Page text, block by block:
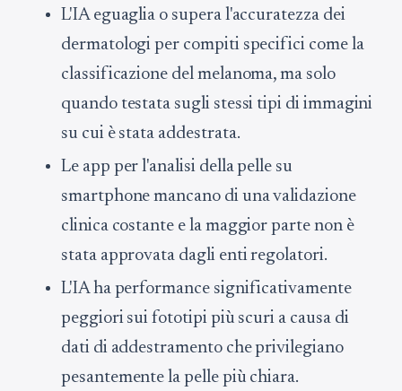
L'IA eguaglia o supera l'accuratezza dei
dermatologi per compiti specifici come la
classificazione del melanoma, ma solo
quando testata sugli stessi tipi di immagini
su cui è stata addestrata.
Le app per l'analisi della pelle su
smartphone mancano di una validazione
clinica costante e la maggior parte non è
stata approvata dagli enti regolatori.
L'IA ha performance significativamente
peggiori sui fototipi più scuri a causa di
dati di addestramento che privilegiano
pesantemente la pelle più chiara.